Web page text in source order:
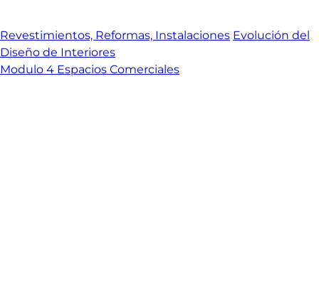
Revestimientos, Reformas, Instalaciones Evolución del
Diseño de Interiores
Modulo 4 Espacios Comerciales